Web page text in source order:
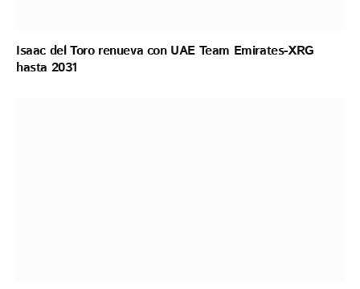
Isaac del Toro renueva con UAE Team Emirates-XRG
hasta 2031